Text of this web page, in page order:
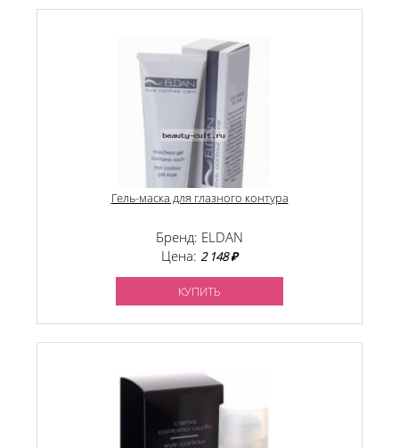
Гель-маска для глазного контура
Бренд: ELDAN
Цена: 2 148 ₽
КУПИТЬ